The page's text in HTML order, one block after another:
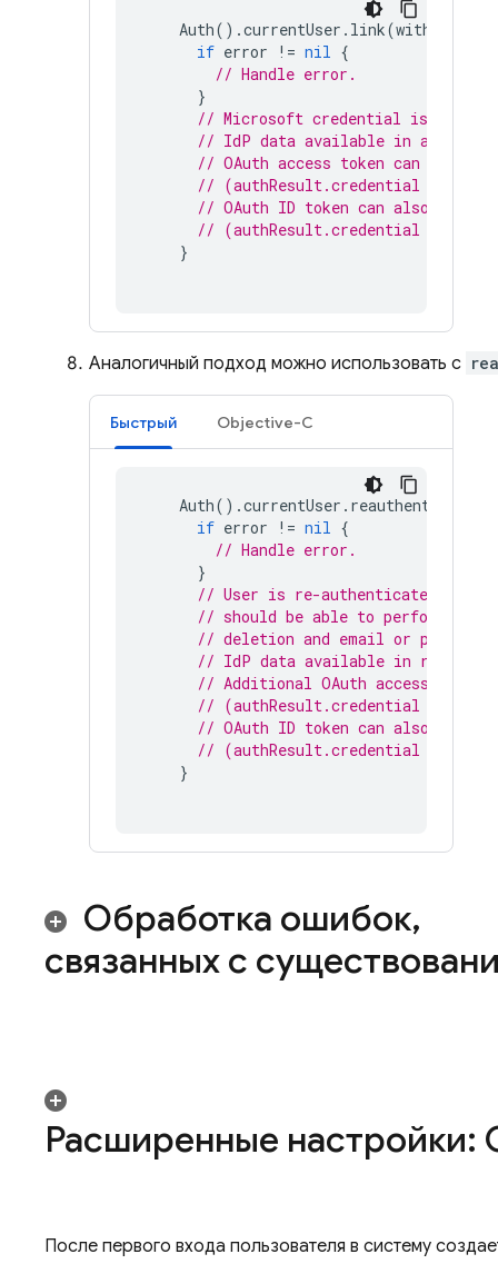
Auth().currentUser . link(
if error != nil {
// Handle error.
}
// Microsoft credential is linked
// IdP data available in
// OAuth access token can also
// (authResult.credential as?
// OAuth ID token can also be
// (authResult.credential as?
}
Аналогичный подход можно использовать с
Быстрый Objective-C
Auth().currentUser .
if error != nil {
// Handle error.
}
// User is re-authenticated with
// should be able to perform
// deletion and email or password
// IdP data available in
// Additional OAuth access
// (authResult.credential as?
// OAuth ID token can also be
// (authResult.credential as?
}
Обработка ошибок,
связанных с
Расширенные настройки:
После первого входа пользователя в систему